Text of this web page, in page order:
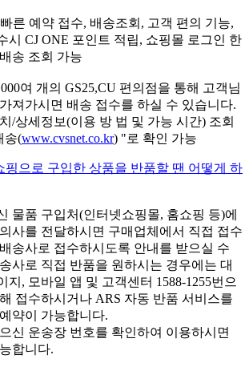
른 예약 접수, 배송조회, 고객 편의 기능,
시 CJ ONE 포인트 적립, 쇼핑몰 로그인 한
송 조회 가능
여 개의 GS25,CU 편의점을 통해 고객님
져가시면 배송 접수를 하실 수 있습니다.
/상세정보(이용 방 법 및 가능 시간) 조회
송(www.cvsnet.co.kr) "로 확인 가능
핑으로 구입한 상품을 반품할 땐 어떻게 하
물품 구입처(인터넷쇼핑몰, 홈쇼핑 등)에
사를 전달하시면 구매업체에서 직접 접수
송사로 접수하시도록 안내를 받으실 수
사로 직접 반품을 원하시는 경우에는 대
지, 모바일 앱 및 고객센터 1588-1255번으
접수하시거나 ARS 자동 반품 서비스를
약이 가능합니다.
신 운송장 번호를 확인하여 이용하시면
합니다.